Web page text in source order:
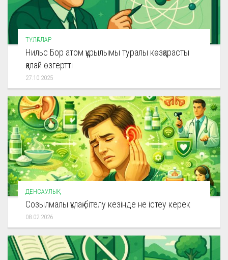
ТҰЛҒАЛАР
Нильс Бор атом құрылымы туралы көзқарасты
қалай өзгертті
27.10.2025
ДЕНСАУЛЫҚ
Созылмалы құлақ бітелу кезінде не істеу керек
08.02.2026